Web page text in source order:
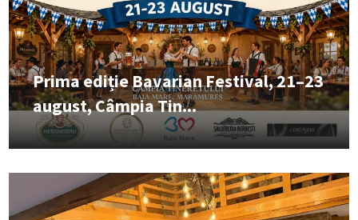
Prima ediție Bavarian Festival, 21–23
august, Câmpia Tin...